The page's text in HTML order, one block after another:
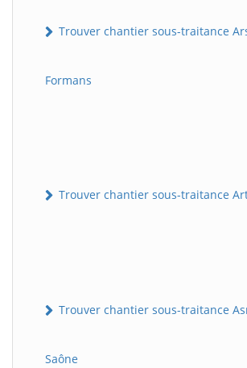
Trouver chantier sous-traitance
Formans
Trouver chantier sous-traitance
Trouver chantier sous-traitance
Saône